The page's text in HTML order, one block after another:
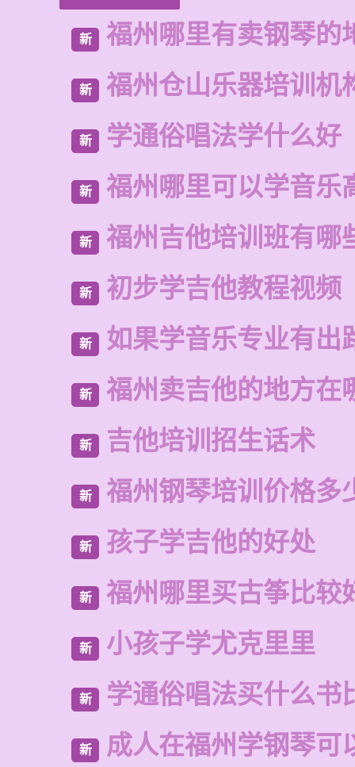
新 福州哪里有卖钢琴的
新 福州仓山乐器培训机
新 学通俗唱法学什么好
新 福州哪里可以学音乐
新 福州吉他培训班有哪
新 初步学吉他教程视频
新 如果学音乐专业有出
新 福州卖吉他的地方在
新 吉他培训招生话术
新 福州钢琴培训价格多
新 孩子学吉他的好处
新 福州哪里买古筝比较
新 小孩子学尤克里里
新 学通俗唱法买什么书
新 成人在福州学钢琴可